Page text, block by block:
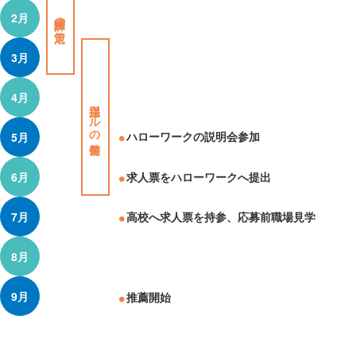
2月
3月
4月
5月
6月
7月
8月
9月
採用計画の策定
採用ツールの整備
ハローワークの説明会参加
求人票をハローワークへ提出
高校へ求人票を持参、応募前職場見学
推薦開始